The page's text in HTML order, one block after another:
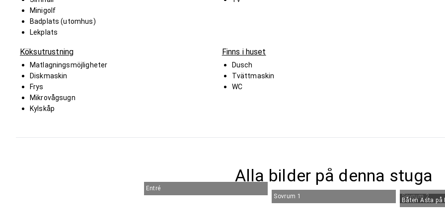
Minigolf
Badplats (utomhus)
Lekplats
Köksutrustning
Matlagningsmöjligheter
Diskmaskin
Frys
Mikrovågsugn
Kylskåp
Finns i huset
Dusch
Tvättmaskin
WC
Alla bilder på denna stuga
Entré
Sovrum 1
Sovrum 2
Båten Asta på